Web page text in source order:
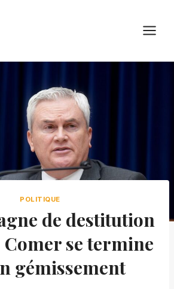
POLITIQUE
de destitution
Comer se termine
gémissement